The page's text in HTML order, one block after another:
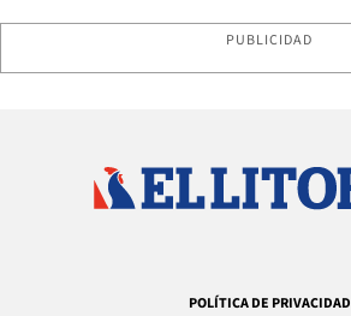
PUBLICIDAD
POLÍTICA DE PRIVACIDAD